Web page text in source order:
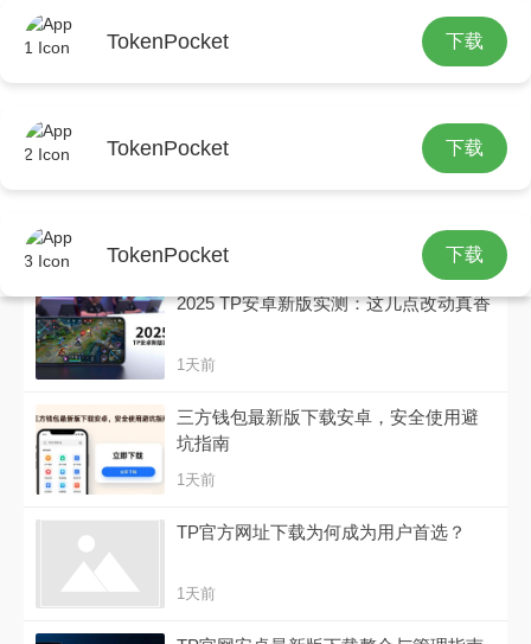
TokenPocket 下载
TokenPocket 下载
TokenPocket 下载
tp最新版本下载 发布的文章
1天前
2025 TP安卓新版实测：这几点改动真香
1天前
三方钱包最新版下载安卓，安全使用避
坑指南
1天前
TP官方网址下载为何成为用户首选？
1天前